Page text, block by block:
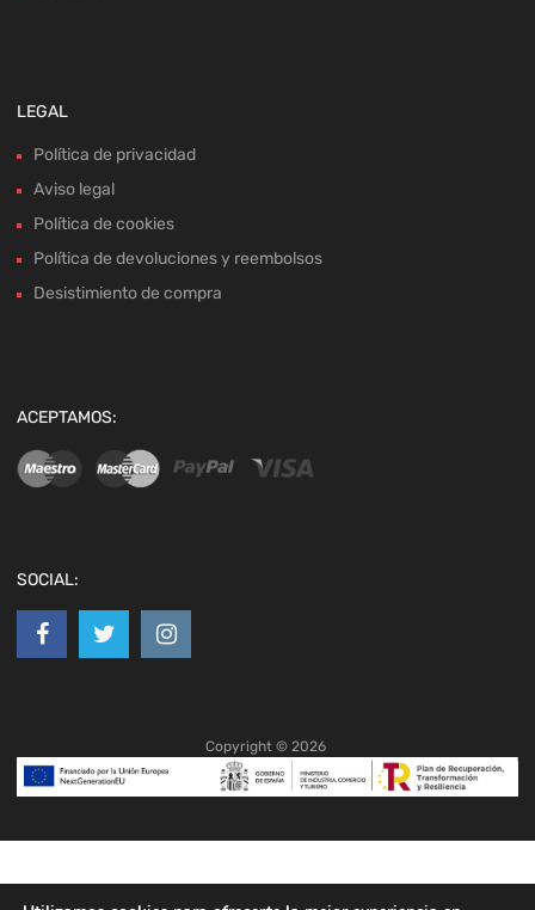
LEGAL
Política de privacidad
Aviso legal
Política de cookies
Política de devoluciones y reembolsos
Desistimiento de compra
ACEPTAMOS:
SOCIAL:
Copyright © 2026